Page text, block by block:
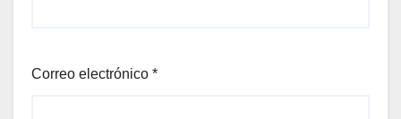
Correo electrónico *